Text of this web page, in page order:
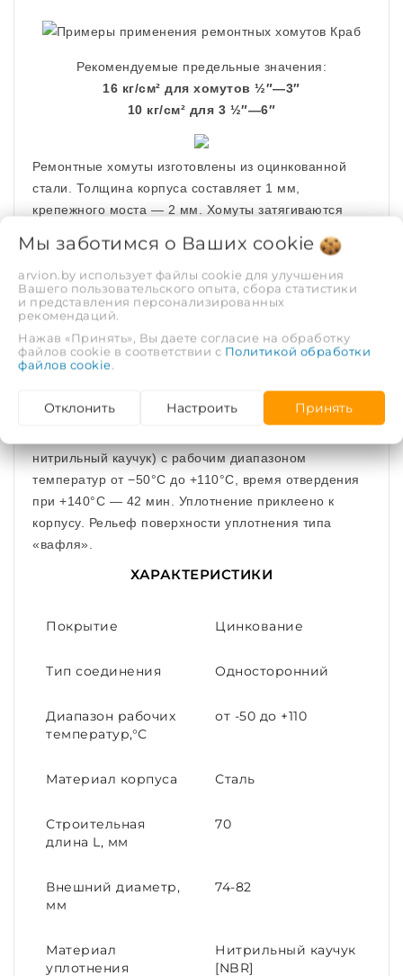
Рекомендуемые предельные значения:
16 кг/см² для хомутов ½″—3″
10 кг/см² для 3 ½″—6″
Ремонтные хомуты изготовлены из оцинкованной
стали. Толщина корпуса составляет 1 мм,
крепежного моста — 2 мм. Хомуты затягиваются
элементы оцинкованы.
Толщина уплотнительного слоя составляет 3 мм для
—6″.
нитрильный каучук) с рабочим диапазоном
температур от −50°С до +110°С, время отвердения
при +140°С — 42 мин. Уплотнение приклеено к
корпусу. Рельеф поверхности уплотнения типа
«вафля».
ХАРАКТЕРИСТИКИ
Покрытие Цинкование
Тип соединения Односторонний
Диапазон рабочих
температур,°С
от -50 до +110
Материал корпуса Сталь
Строительная
длина L, мм
70
Внешний диаметр,
мм
74-82
Материал
уплотнения
Нитрильный каучук
[NBR]
Мы заботимся о Ваших cookie
arvion.by использует файлы cookie для улучшения
Вашего пользовательского опыта, сбора статистики
и представления персонализированных
рекомендаций.
Нажав «Принять», Вы даете согласие на обработку
файлов cookie в соответствии с Политикой обработки
файлов cookie.
Отклонить Настроить Принять